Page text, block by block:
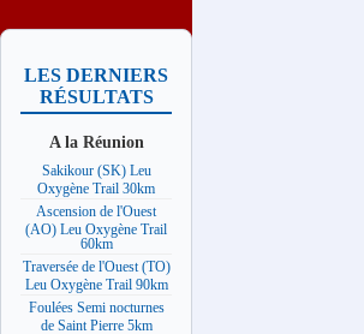
LES DERNIERS
RÉSULTATS
A la Réunion
Sakikour (SK) Leu
Oxygène Trail 30km
Ascension de l'Ouest
(AO) Leu Oxygène Trail
60km
Traversée de l'Ouest (TO)
Leu Oxygène Trail 90km
Foulées Semi nocturnes
de Saint Pierre 5km